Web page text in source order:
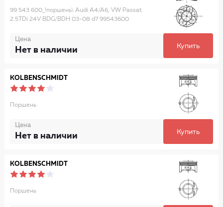
99 543 600_!поршень\ Audi A4/A6, VW Passat
2.5TDi 24V BDG/BDH 03-08 d7 99543600
Цена
Нет в наличии Купить
KOLBENSCHMIDT
Поршень
Цена
Нет в наличии Купить
KOLBENSCHMIDT
Поршень